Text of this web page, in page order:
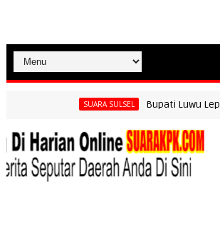
SUARA SULSEL Bupati Luwu Lepas
PLN Muna, Dukung Pemberdayaan UMKM